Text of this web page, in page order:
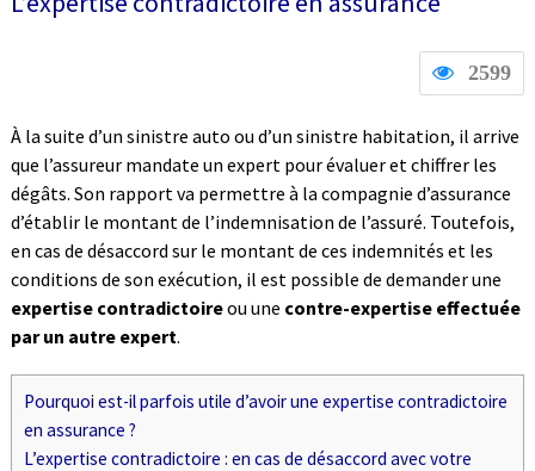
2599
À la suite d’un sinistre auto ou d’un sinistre habitation, il arrive
que l’assureur mandate un expert pour évaluer et chiffrer les
dégâts. Son rapport va permettre à la compagnie d’assurance
d’établir le montant de l’indemnisation de l’assuré. Toutefois,
en cas de désaccord sur le montant de ces indemnités et les
conditions de son exécution, il est possible de demander une
expertise contradictoireou une contre-expertise effectuée
par un autre expert.
Pourquoi est-il parfois utile d’avoir une expertise contradictoire
en assurance ?
L’expertise contradictoire : en cas de désaccord avec votre